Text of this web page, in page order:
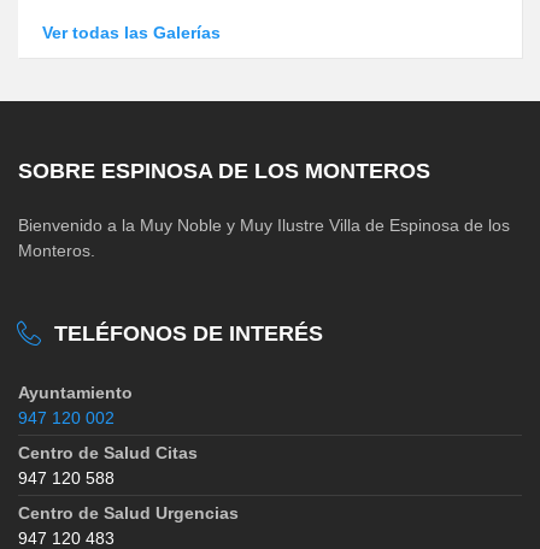
Ver todas las Galerías
SOBRE ESPINOSA DE LOS MONTEROS
Bienvenido a la Muy Noble y Muy Ilustre Villa de Espinosa de los
Monteros.
TELÉFONOS DE INTERÉS
Ayuntamiento
947 120 002
Centro de Salud Citas
947 120 588
Centro de Salud Urgencias
947 120 483